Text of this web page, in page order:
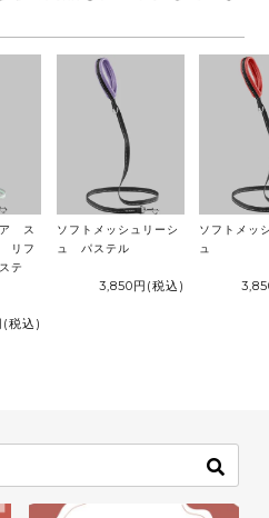
ス
リフ
テ
(税込)
ソフトメッシュリーシ
ュ パステル
3,850円 (税込)
ソフトメッ
ュ